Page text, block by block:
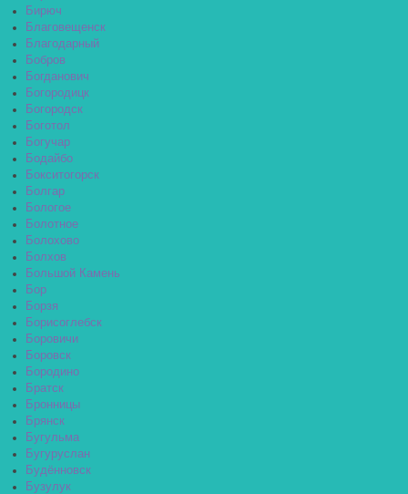
Бирюч
Благовещенск
Благодарный
Бобров
Богданович
Богородицк
Богородск
Боготол
Богучар
Бодайбо
Бокситогорск
Болгар
Бологое
Болотное
Болохово
Болхов
Большой Камень
Бор
Борзя
Борисоглебск
Боровичи
Боровск
Бородино
Братск
Бронницы
Брянск
Бугульма
Бугуруслан
Будённовск
Бузулук